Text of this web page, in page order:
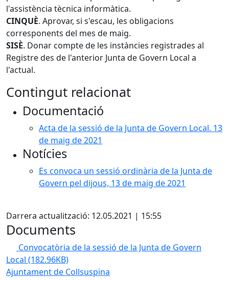
l'assistència tècnica informàtica.
CINQUÈ. Aprovar, si s'escau, les obligacions
corresponents del mes de maig.
SISÈ. Donar compte de les instàncies registrades al
Registre des de l'anterior Junta de Govern Local a
l'actual.
Contingut relacionat
Documentació
Acta de la sessió de la Junta de Govern Local. 13
de maig de 2021
Notícies
Es convoca un sessió ordinària de la Junta de
Govern pel dijous, 13 de maig de 2021
Darrera actualització: 12.05.2021 | 15:55
Documents
Convocatòria de la sessió de la Junta de Govern
Local (182.96KB)
Ajuntament de Collsuspina